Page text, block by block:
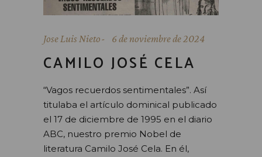
Jose Luis Nieto 6 de noviembre de 2024
CAMILO JOSÉ CELA
“Vagos recuerdos sentimentales”. Así
titulaba el artículo dominical publicado
el 17 de diciembre de 1995 en el diario
ABC, nuestro premio Nobel de
literatura Camilo José Cela. En él,